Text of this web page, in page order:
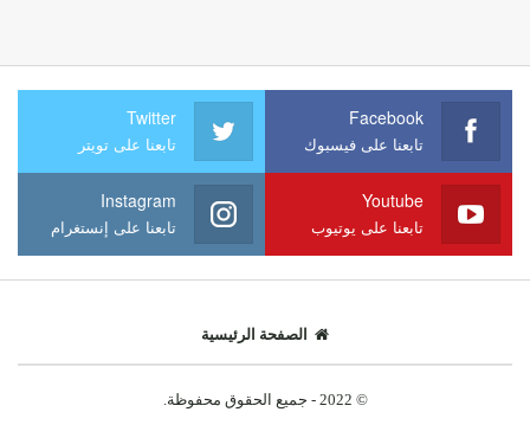
Facebook
تابعنا على فيسبوك
Twitter
تابعنا على تويتر
Youtube
تابعنا على يوتيوب
Instagram
تابعنا على إنستغرام
الصفحة الرئيسية
© 2022 - جميع الحقوق محفوظة.